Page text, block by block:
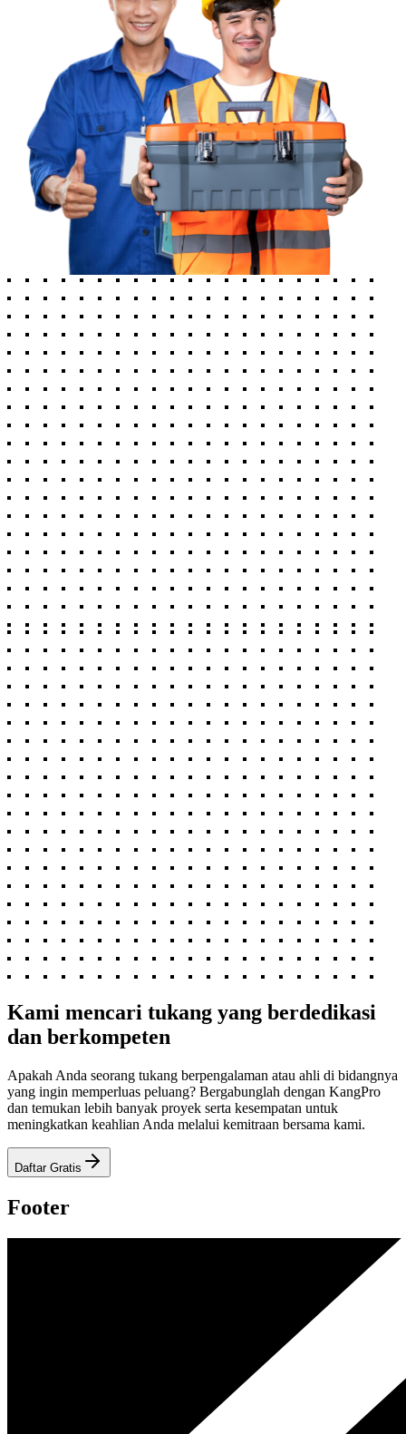
Kami mencari tukang yang berdedikasi
dan berkompeten
Apakah Anda seorang tukang berpengalaman atau ahli di bidangnya
yang ingin memperluas peluang? Bergabunglah dengan KangPro
dan temukan lebih banyak proyek serta kesempatan untuk
meningkatkan keahlian Anda melalui kemitraan bersama kami.
Daftar Gratis
Footer